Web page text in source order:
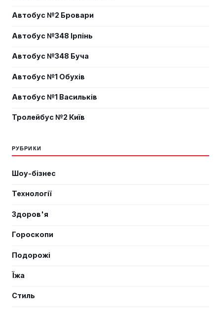
Автобус №2 Бровари
Автобус №348 Ірпінь
Автобус №348 Буча
Автобус №1 Обухів
Автобус №1 Васильків
Тролейбус №2 Київ
РУБРИКИ
Шоу-бізнес
Технології
Здоров'я
Гороскопи
Подорожі
Їжа
Стиль